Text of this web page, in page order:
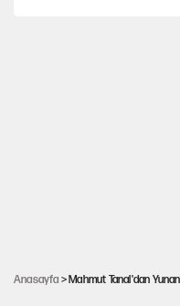
Anasayfa > Mahmut Tanal'dan